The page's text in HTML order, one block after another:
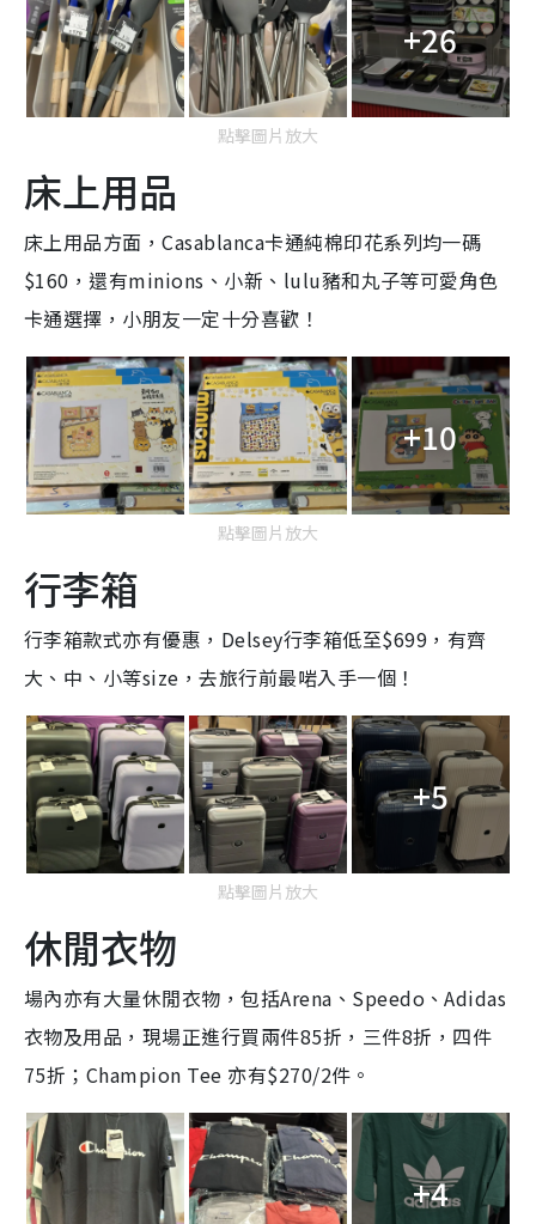
+26
點擊圖片放大
床上用品
床上用品方面，Casablanca卡通純棉印花系列均一碼
$160，還有minions、小新、lulu豬和丸子等可愛角色
卡通選擇，小朋友一定十分喜歡！
+10
點擊圖片放大
行李箱
行李箱款式亦有優惠， Delsey行李箱低至$699，有齊
大、中、小等size，去旅行前最啱入手一個！
+5
點擊圖片放大
休閒衣物
場內亦有大量休閒衣物，包括Arena、Speedo、Adidas
衣物及用品，現場正進行買兩件85折，三件8折，四件
75折；Champion Tee 亦有$270/2件。
+4